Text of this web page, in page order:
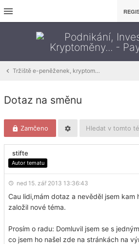
Tržiště e-peněženek, kryptoměn, fiat měn, aj..
Dotaz na směnu
Zamčeno
stifte
Autor tematu
ned 15. zář 2013 13:36:43
Cau lidi,mám dotaz a nevěděl jsem kam
založil nové téma.
Prosím o radu: Domluvil jsem se s
co jsem ho našel zde na stránkách na